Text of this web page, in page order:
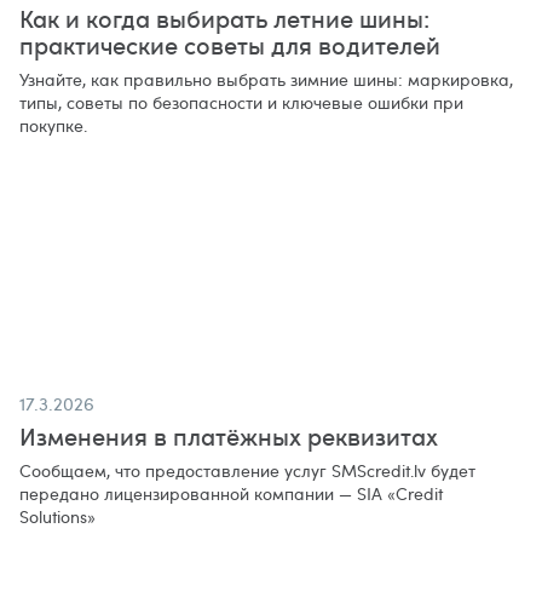
Как и когда выбирать летние шины:
практические советы для водителей
Узнайте, как правильно выбрать зимние шины: маркировка,
типы, советы по безопасности и ключевые ошибки при
покупке.
17.3.2026
Изменения в платёжных реквизитах
Сообщаем, что предоставление услуг SMScredit.lv будет
передано лицензированной компании — SIA «Credit
Solutions»